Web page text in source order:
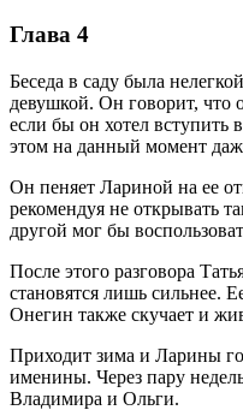
Глава 4
Беседа в саду была
девушкой. Он говорит, что
если бы он хотел вступить
этом на данный момент
Он пеняет Лариной на ее
рекомендуя не открывать
другой мог бы
После этого разговора
становятся лишь сильнее.
Онегин также скучает и
Приходит зима и Ларины
именины. Через пару
Владимира и Ольги.